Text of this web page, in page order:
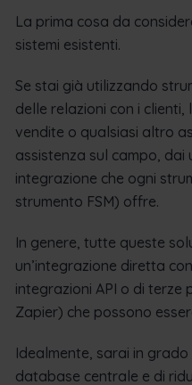
La prima cosa da
sistemi esistenti.
Se stai già utilizzando
delle relazioni con i
vendite o qualsiasi altro
assistenza sul campo, dai
integrazione che ogni
strumento FSM) offre.
In genere, tutte queste
un’integrazione diretta
integrazioni API o di terze
Zapier) che possono
Idealmente, sarai in
database centrale e di